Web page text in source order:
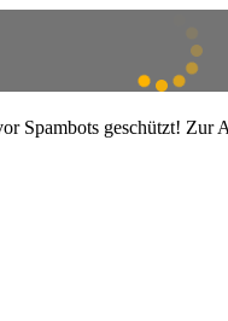
Spambots geschützt! Zur